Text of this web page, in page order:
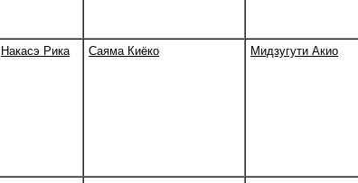
Накасэ Рика Саяма Киёко Мидзугути Акио